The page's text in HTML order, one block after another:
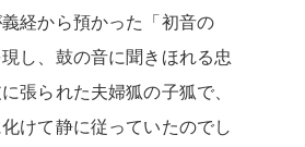
経から預かった「初音の
し、鼓の音に聞きほれる忠
張られた夫婦狐の子狐で、
けて静に従っていたのでし